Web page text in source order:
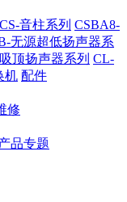
CS-音柱系列 CSBA8-
无源超低扬声器系
顶扬声器系列 CL-
机 配件
修
品专题